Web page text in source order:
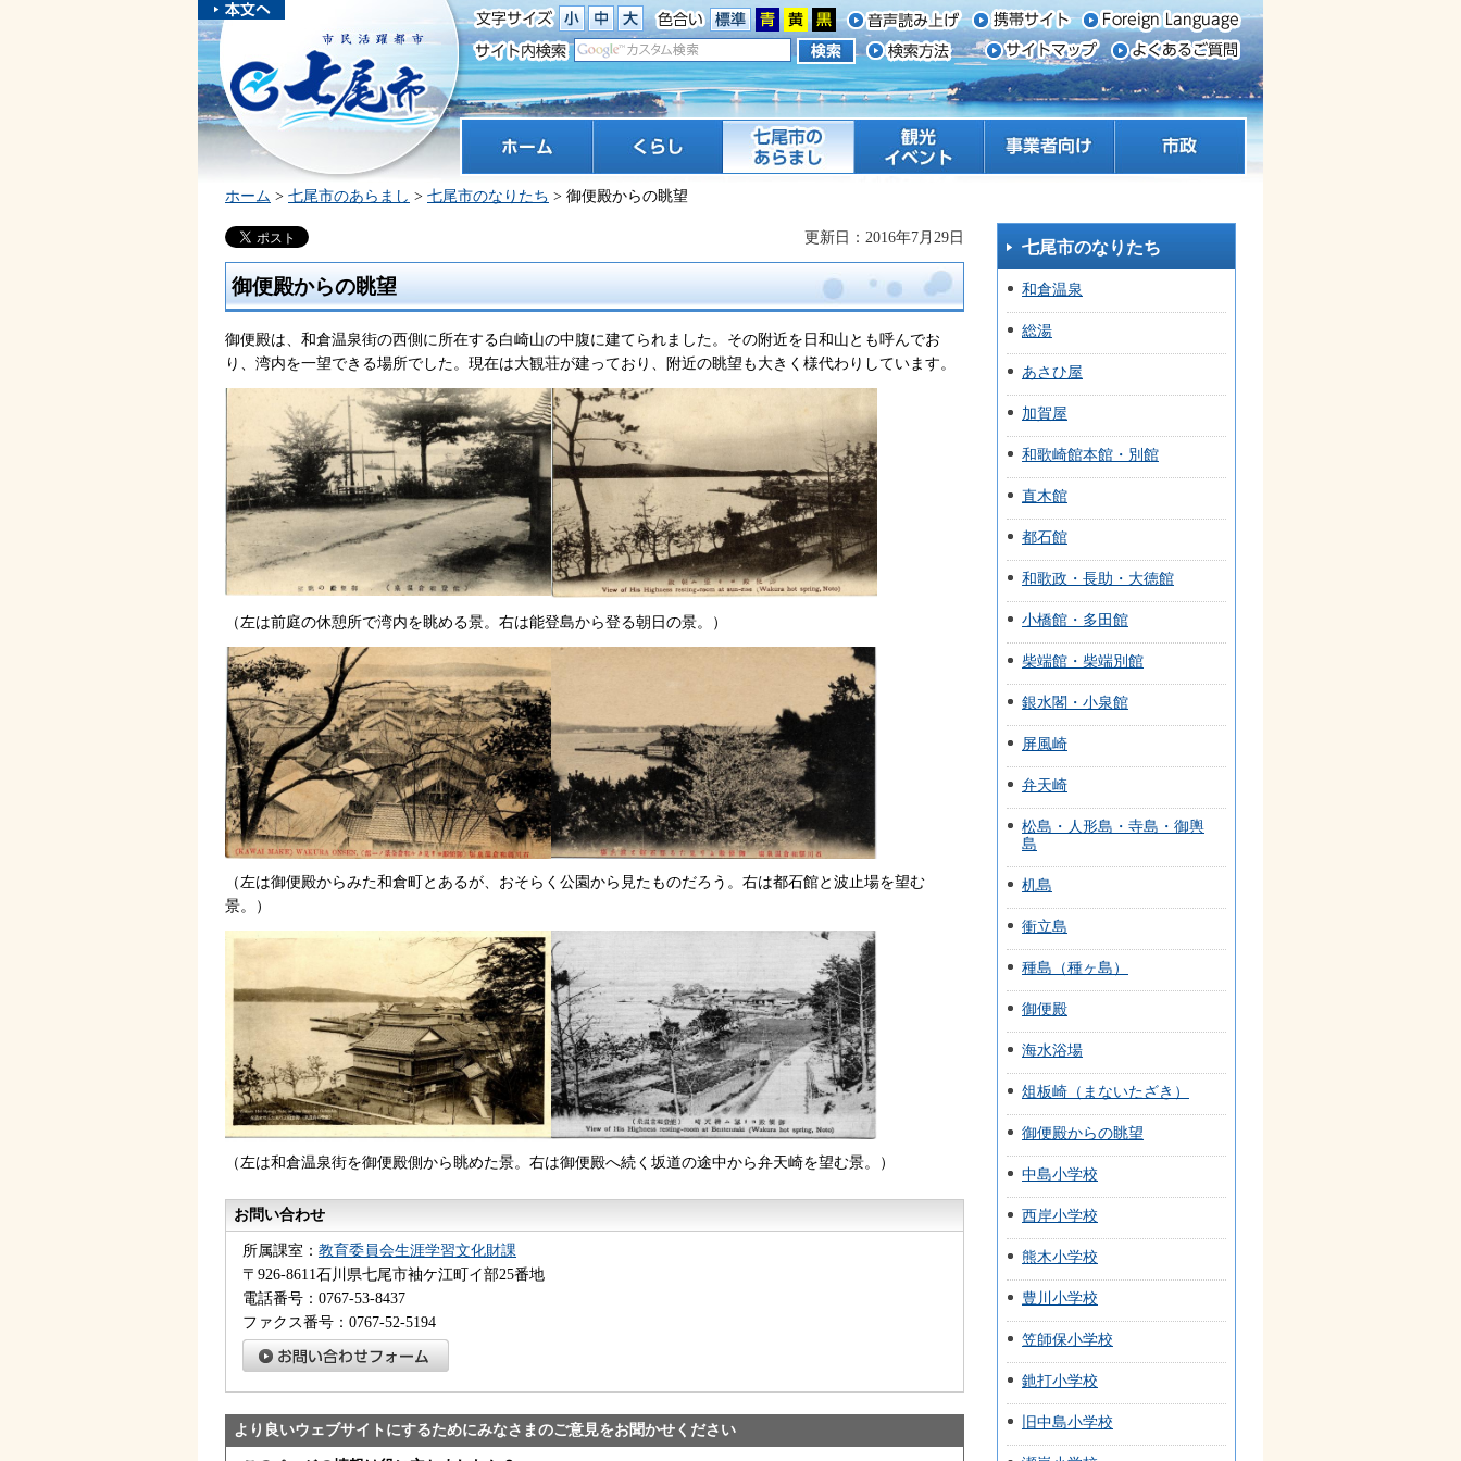
本文へスキ
ップしま
す。
市民活躍都市 七尾市
七尾市のあらまし 観光 イベント
ホーム > 七尾市のあらまし > 七尾市のなりたち > 御便殿からの眺望
更新日：2016年7月29日
御便殿からの眺望
御便殿は、和倉温泉街の西側に所在する白崎山の中腹に建てられました。その附近を日和山とも呼んでお
り、湾内を一望できる場所でした。現在は大観荘が建っており、附近の眺望も大きく様代わりしています。
（左は前庭の休憩所で湾内を眺める景。右は能登島から登る朝日の景。）
（左は御便殿からみた和倉町とあるが、おそらく公園から見たものだろう。右は都石館と波止場を望む
景。）
（左は和倉温泉街を御便殿側から眺めた景。右は御便殿へ続く坂道の途中から弁天崎を望む景。）
お問い合わせ
所属課室： 教育委員会生涯学習文化財課
〒926-8611石川県七尾市袖ケ江町イ部25番地
電話番号：0767-53-8437
ファクス番号：0767-52-5194
より良いウェブサイトにするためにみなさまのご意見をお聞かせください
七尾市のなりたち
和倉温泉
総湯
あさひ屋
加賀屋
和歌崎館本館・別館
直木館
都石館
和歌政・長助・大徳館
小橋館・多田館
柴端館・柴端別館
銀水閣・小泉館
屏風崎
弁天崎
松島・人形島・寺島・御輿
島
机島
衝立島
種島（種ヶ島）
御便殿
海水浴場
俎板崎（まないたざき）
御便殿からの眺望
中島小学校
西岸小学校
熊木小学校
豊川小学校
笠師保小学校
釶打小学校
旧中島小学校